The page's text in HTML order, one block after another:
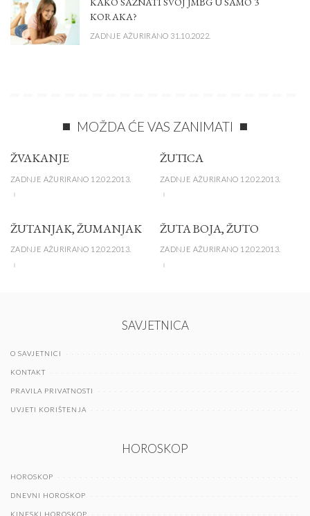
KORAKA?
ZADNJE AŽURIRANO 31.10.2022.
MOŽDA ĆE VAS ZANIMATI
ŽVAKANJE
ZADNJE AŽURIRANO 12.02.2013.
ŽUTICA
ZADNJE AŽURIRANO 12.02.2013.
ŽUTANJAK, ŽUMANJAK
ZADNJE AŽURIRANO 12.02.2013.
ŽUTA BOJA, ŽUTO
ZADNJE AŽURIRANO 12.02.2013.
SAVJETNICA
O SAVJETNICI
KONTAKT
PRAVILA PRIVATNOSTI
UVJETI KORIŠTENJA
HOROSKOP
HOROSKOP
DNEVNI HOROSKOP
KINESKI HOROSKOP